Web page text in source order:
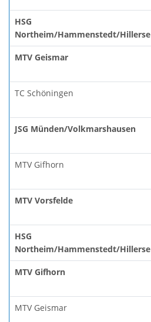
HSG
Northeim/Hammenstedt/Hillerse
MTV Geismar
TC Schöningen
JSG Münden/Volkmarshausen
MTV Gifhorn
MTV Vorsfelde
HSG
Northeim/Hammenstedt/Hillerse
MTV Gifhorn
MTV Geismar